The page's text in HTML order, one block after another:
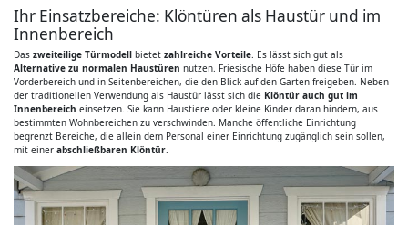
Ihr Einsatzbereiche: Klöntüren als Haustür und im
Innenbereich
Das zweiteilige Türmodell bietet zahlreiche Vorteile. Es lässt sich gut als
Alternative zu normalen Haustüren nutzen. Friesische Höfe haben diese Tür im
Vorderbereich und in Seitenbereichen, die den Blick auf den Garten freigeben. Neben
der traditionellen Verwendung als Haustür lässt sich die Klöntür auch gut im
Innenbereich einsetzen. Sie kann Haustiere oder kleine Kinder daran hindern, aus
bestimmten Wohnbereichen zu verschwinden. Manche öffentliche Einrichtung
begrenzt Bereiche, die allein dem Personal einer Einrichtung zugänglich sein sollen,
mit einer abschließbaren Klöntür.